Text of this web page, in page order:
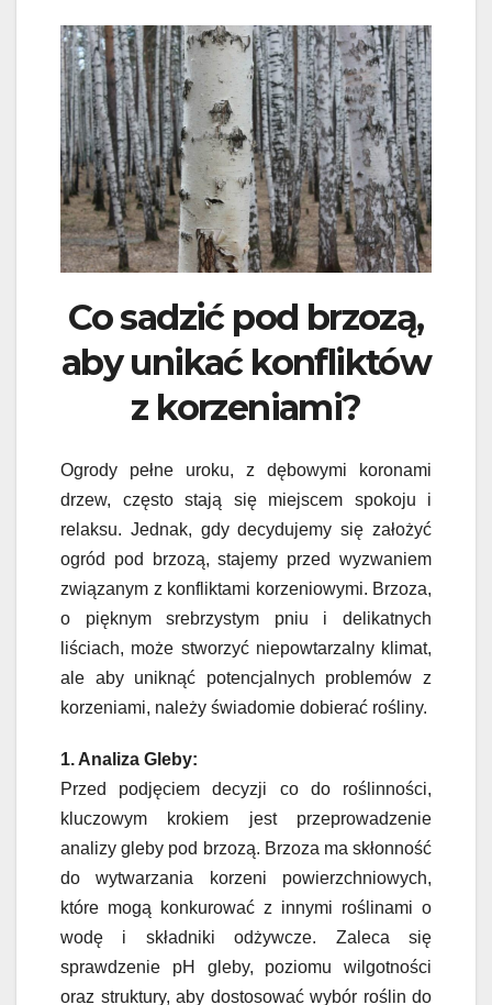
Co sadzić pod brzozą,
aby unikać konfliktów
z korzeniami?
Ogrody pełne uroku, z dębowymi koronami
drzew, często stają się miejscem spokoju i
relaksu. Jednak, gdy decydujemy się założyć
ogród pod brzozą, stajemy przed wyzwaniem
związanym z konfliktami korzeniowymi. Brzoza,
o pięknym srebrzystym pniu i delikatnych
liściach, może stworzyć niepowtarzalny klimat,
ale aby uniknąć potencjalnych problemów z
korzeniami, należy świadomie dobierać rośliny.
1. Analiza Gleby:
Przed podjęciem decyzji co do roślinności,
kluczowym krokiem jest przeprowadzenie
analizy gleby pod brzozą. Brzoza ma skłonność
do wytwarzania korzeni powierzchniowych,
które mogą konkurować z innymi roślinami o
wodę i składniki odżywcze. Zaleca się
sprawdzenie pH gleby, poziomu wilgotności
oraz struktury, aby dostosować wybór roślin do